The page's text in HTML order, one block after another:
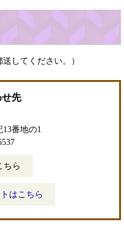
してください。）
先
番地の1
ちら
はこちら